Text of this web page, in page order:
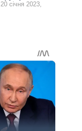
20 січня 2023,